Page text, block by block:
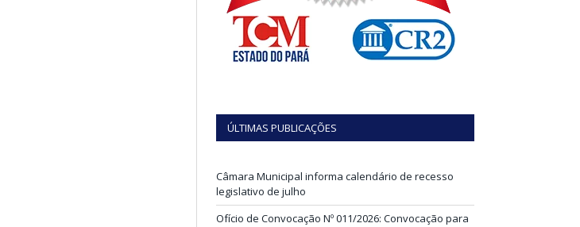
ÚLTIMAS PUBLICAÇÕES
Câmara Municipal informa calendário de recesso
legislativo de julho
Ofício de Convocação Nº 011/2026: Convocação para